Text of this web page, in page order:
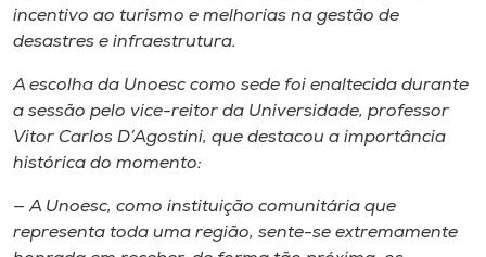
A+
A-
incentivo ao turismo e melhorias na gestão de
desastres e infraestrutura.
A escolha da Unoesc como sede foi enaltecida durante
a sessão pelo vice-reitor da Universidade, professor
Vitor Carlos D’Agostini, que destacou a importância
histórica do momento:
— A Unoesc, como instituição comunitária que
representa toda uma região, sente-se extremamente